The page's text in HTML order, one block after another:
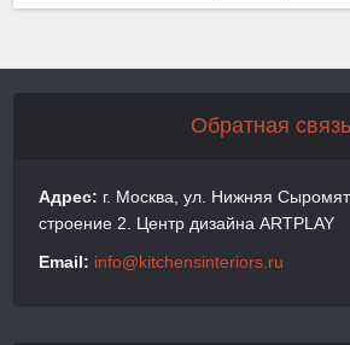
Обратная связь
Адрес: г. Москва, ул. Нижняя
строение 2. Центр дизайна ARTPLAY
Email: info@kitchensinteriors.ru